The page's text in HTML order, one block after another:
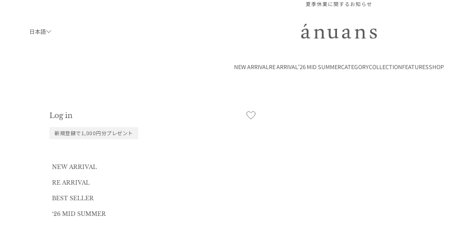
夏季休業に関するお知らせ
ánuans
NEW ARRIVAL RE ARRIVAL ‘26 MID SUMMERCATEGORYCOLLECTIONFEATURESSHOP
日本語
Log in お気に入り
新規登録で1,000円分プレゼント
NEW ARRIVAL
RE ARRIVAL
BEST SELLER
‘26 MID SUMMER